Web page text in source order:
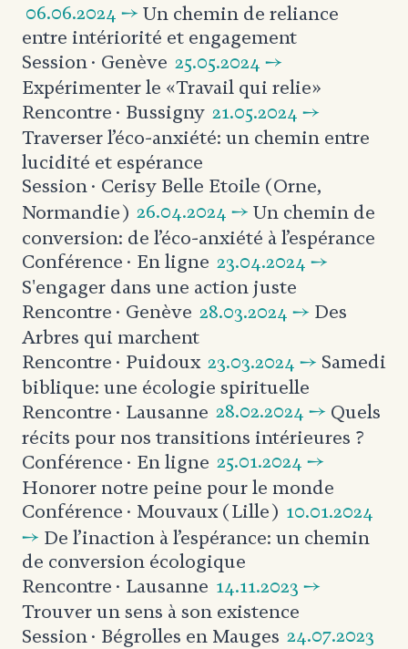
06.06.2024 → Un chemin de reliance
entre intériorité et engagement
Session · Genève 25.05.2024 →
Expérimenter le «Travail qui relie»
Rencontre · Bussigny 21.05.2024 →
Traverser l’éco-anxiété: un chemin entre
lucidité et espérance
Session · Cerisy Belle Etoile (Orne,
Normandie) 26.04.2024 → Un chemin de
conversion: de l’éco-anxiété à l’espérance
Conférence · En ligne 23.04.2024 →
S'engager dans une action juste
Rencontre · Genève 28.03.2024 → Des
Arbres qui marchent
Rencontre · Puidoux 23.03.2024 → Samedi
biblique: une écologie spirituelle
Rencontre · Lausanne 28.02.2024 → Quels
récits pour nos transitions intérieures ?
Conférence · En ligne 25.01.2024 →
Honorer notre peine pour le monde
Conférence · Mouvaux (Lille) 10.01.2024
→ De l’inaction à l’espérance: un chemin
de conversion écologique
Rencontre · Lausanne 14.11.2023 →
Trouver un sens à son existence
Session · Bégrolles en Mauges 24.07.2023